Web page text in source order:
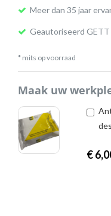
Maak uw
€
Meer dan 35 jaar
Geautoriseerd
* mits op voorraad